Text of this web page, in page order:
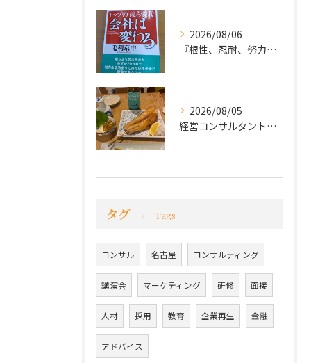
2026/08/06
『根性、忍耐、努力という言葉は死語なのか』
2026/08/05
経営コンサルタントのモーちゃん・毛利京申です。
タグ Tags
コンサル 名古屋 コンサルティング
講演会 マーケティング 研修 面接
人材 採用 教育 企業再生 金融
アドバイス